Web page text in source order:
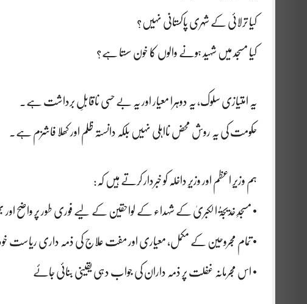
کیا ترلائی کے شہری پاکستانی نہیں؟
کیا مسجد میں شہید ہونے والوں کا خون سستا ہے؟
یہ امتیازی سلوک، یہ دوہرا معیار اور یہ بے حسی ناقابلِ برداشت ہے۔
حکومت کی یہ روش محض نااہلی نہیں بلکہ دانستہ ظلم اور کھلا فاشزم ہے۔
ہم وزیرِ اعظم اور وزیرِ داخلہ کو خبردار کرتے ہیں کہ:
• مسجدِ خدیجۃُ الکبریٰ کے شہداء کے لواحقین کے لیے فوری طور پر واضح اور
• تمام مجروحین کے مکمل، معیاری اور مفت علاج کی ذمہ داری ریاست
• اس مجرمانہ غفلت پر ذمہ داران کی جواب دہی یقینی بنائی جائے